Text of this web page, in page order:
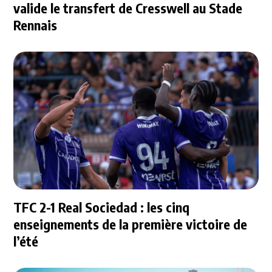
valide le transfert de Cresswell au Stade
Rennais
TFC 2-1 Real Sociedad : les cinq
enseignements de la première victoire de
l’été